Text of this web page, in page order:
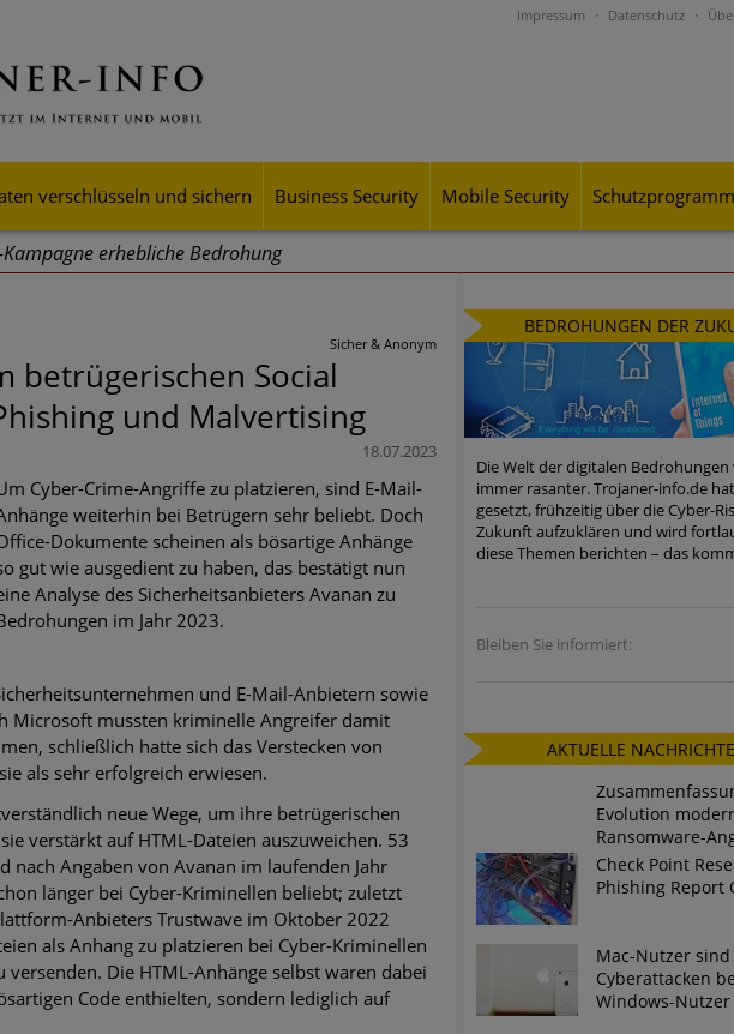
Impressum Datenschutz
verschlüsseln und sichern Business Security Mobile Security
erhebliche Bedrohung
Cyber Crimes 2024: Experten rechnen mit neue Welle an Social-Engineering-
wachsende Risiken, eine immer unübersichtlichere Cyber-Bedrohungslage – was
Resilienz tun können
aller Arten im Fokus der aktuellen Cyber-Bedrohungen
Aufstieg: Mega-Ransomware. Deutsche Unternehmen dürfen
der HTTP-basierten Cyberangriffe lässt Experten vor Tsunami bei Web-DDoS-
Führungskräfte im Visier. Was hilft gegen Harpoon Whaling?
Kampagnen mit großen Markennamen – Amazon hat nun reagiert
auf LinkedIn: Unternehmen und Nutzer im Visier der Datendiebe
Center in Augsburg
Sicher & Anonym
betrügerischen Social
und Malvertising
18.07.2023
Cyber-Crime-Angriffe zu platzieren, sind E-Mail-
weiterhin bei Betrügern sehr beliebt. Doch
Dokumente scheinen als bösartige Anhänge
gut wie ausgedient zu haben, das bestätigt nun
Analyse des Sicherheitsanbieters Avanan zu
im Jahr 2023.
und E-Mail-Anbietern sowie
Microsoft mussten kriminelle Angreifer damit
schließlich hatte sich das Verstecken von
als sehr erfolgreich erwiesen.
neue Wege, um ihre betrügerischen
verstärkt auf HTML-Dateien auszuweichen. 53
nach Angaben von Avanan im laufenden Jahr
länger bei Cyber-Kriminellen beliebt; zuletzt
Anbieters Trustwave im Oktober 2022
als Anhang zu platzieren bei Cyber-Kriminellen
versenden. Die HTML-Anhänge selbst waren dabei
Code enthielten, sondern lediglich auf
BEDROHUNGEN DER
Die Welt der digitalen
immer rasanter. Trojaner-info.de
gesetzt, frühzeitig über die Cyber-
Zukunft aufzuklären und wird
diese Themen berichten – das
Bleiben Sie informiert:
AKTUELLE
Evolution
Ransomware-
Check Point
Phishing Report
Mac-Nutzer
Cyberattacken
Windows-Nutzer